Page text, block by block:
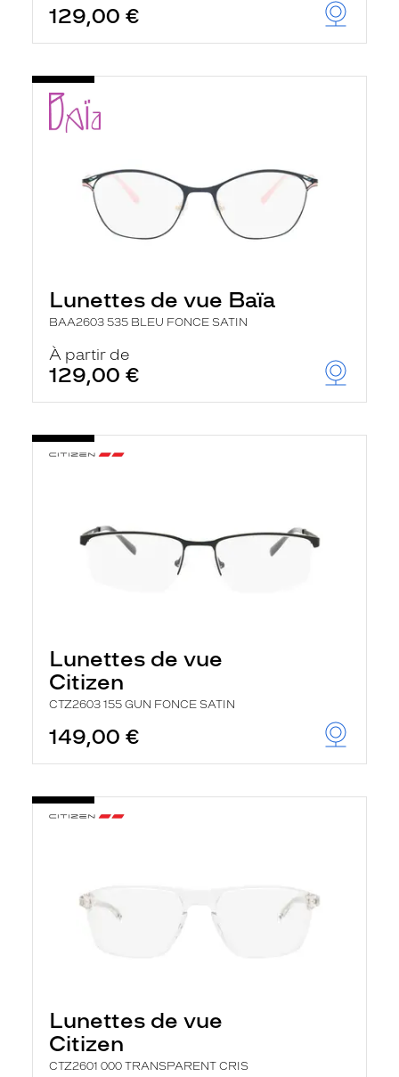
129,00 €
Lunettes de vue Baïa
BAA2603 535 BLEU FONCE SATIN
À partir de
129,00 €
Lunettes de vue
Citizen
CTZ2603 155 GUN FONCE SATIN
149,00 €
Lunettes de vue
Citizen
CTZ2601 000 TRANSPARENT CRIS